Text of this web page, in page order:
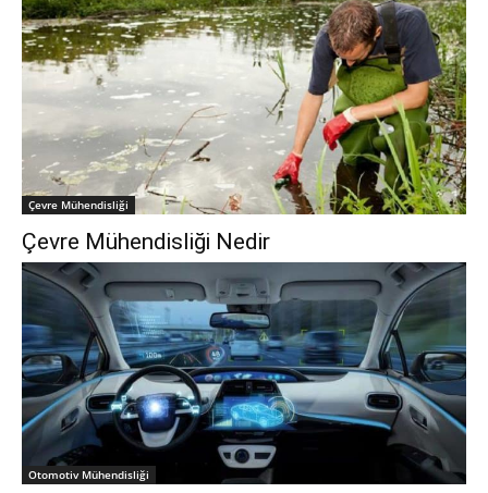
Çevre Mühendisliği
Çevre Mühendisliği Nedir
Otomotiv Mühendisliği